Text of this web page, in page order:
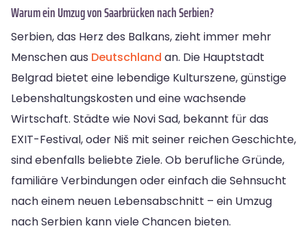
Warum ein Umzug von Saarbrücken nach Serbien?
Serbien, das Herz des Balkans, zieht immer mehr
Menschen aus Deutschland an. Die Hauptstadt
Belgrad bietet eine lebendige Kulturszene, günstige
Lebenshaltungskosten und eine wachsende
Wirtschaft. Städte wie Novi Sad, bekannt für das
EXIT-Festival, oder Niš mit seiner reichen Geschichte,
sind ebenfalls beliebte Ziele. Ob berufliche Gründe,
familiäre Verbindungen oder einfach die Sehnsucht
nach einem neuen Lebensabschnitt – ein Umzug
nach Serbien kann viele Chancen bieten.